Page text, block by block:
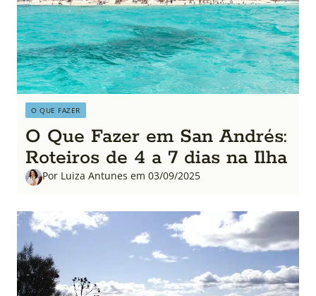
O QUE FAZER
O Que Fazer em San Andrés:
Roteiros de 4 a 7 dias na Ilha
Por Luiza Antunes em 03/09/2025